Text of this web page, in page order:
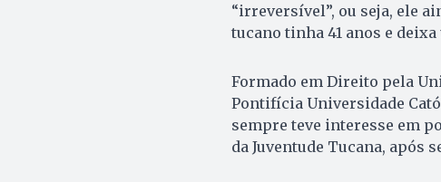
“irreversível”, ou seja, ele
tucano tinha 41 anos e
Formado em Direito pela
Pontifícia Universidade
sempre teve interesse em
da Juventude Tucana, após